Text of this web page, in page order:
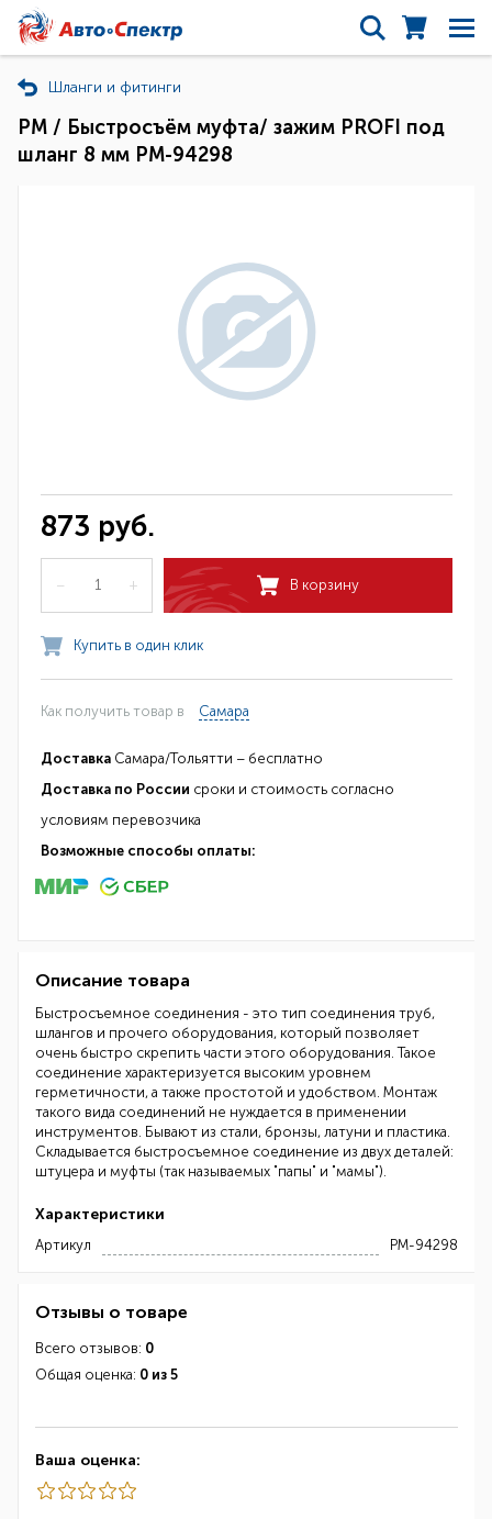
Шланги и фитинги
РМ / Быстросъём муфта/ зажим PROFI под
шланг 8 мм РМ-94298
873 руб.
– + В корзину
Купить в один клик
Как получить товар в Самара
Доставка Самара/Тольятти – бесплатно
Доставка по России сроки и стоимость согласно
условиям перевозчика
Возможные способы оплаты:
Описание товара
Быстросъемное соединения - это тип соединения труб,
шлангов и прочего оборудования, который позволяет
очень быстро скрепить части этого оборудования. Такое
соединение характеризуется высоким уровнем
герметичности, а также простотой и удобством. Монтаж
такого вида соединений не нуждается в применении
инструментов. Бывают из стали, бронзы, латуни и пластика.
Складывается быстросъемное соединение из двух деталей:
штуцера и муфты (так называемых "папы" и "мамы").
Характеристики
Артикул РМ-94298
Отзывы о товаре
Всего отзывов: 0
Общая оценка: 0 из 5
Ваша оценка: